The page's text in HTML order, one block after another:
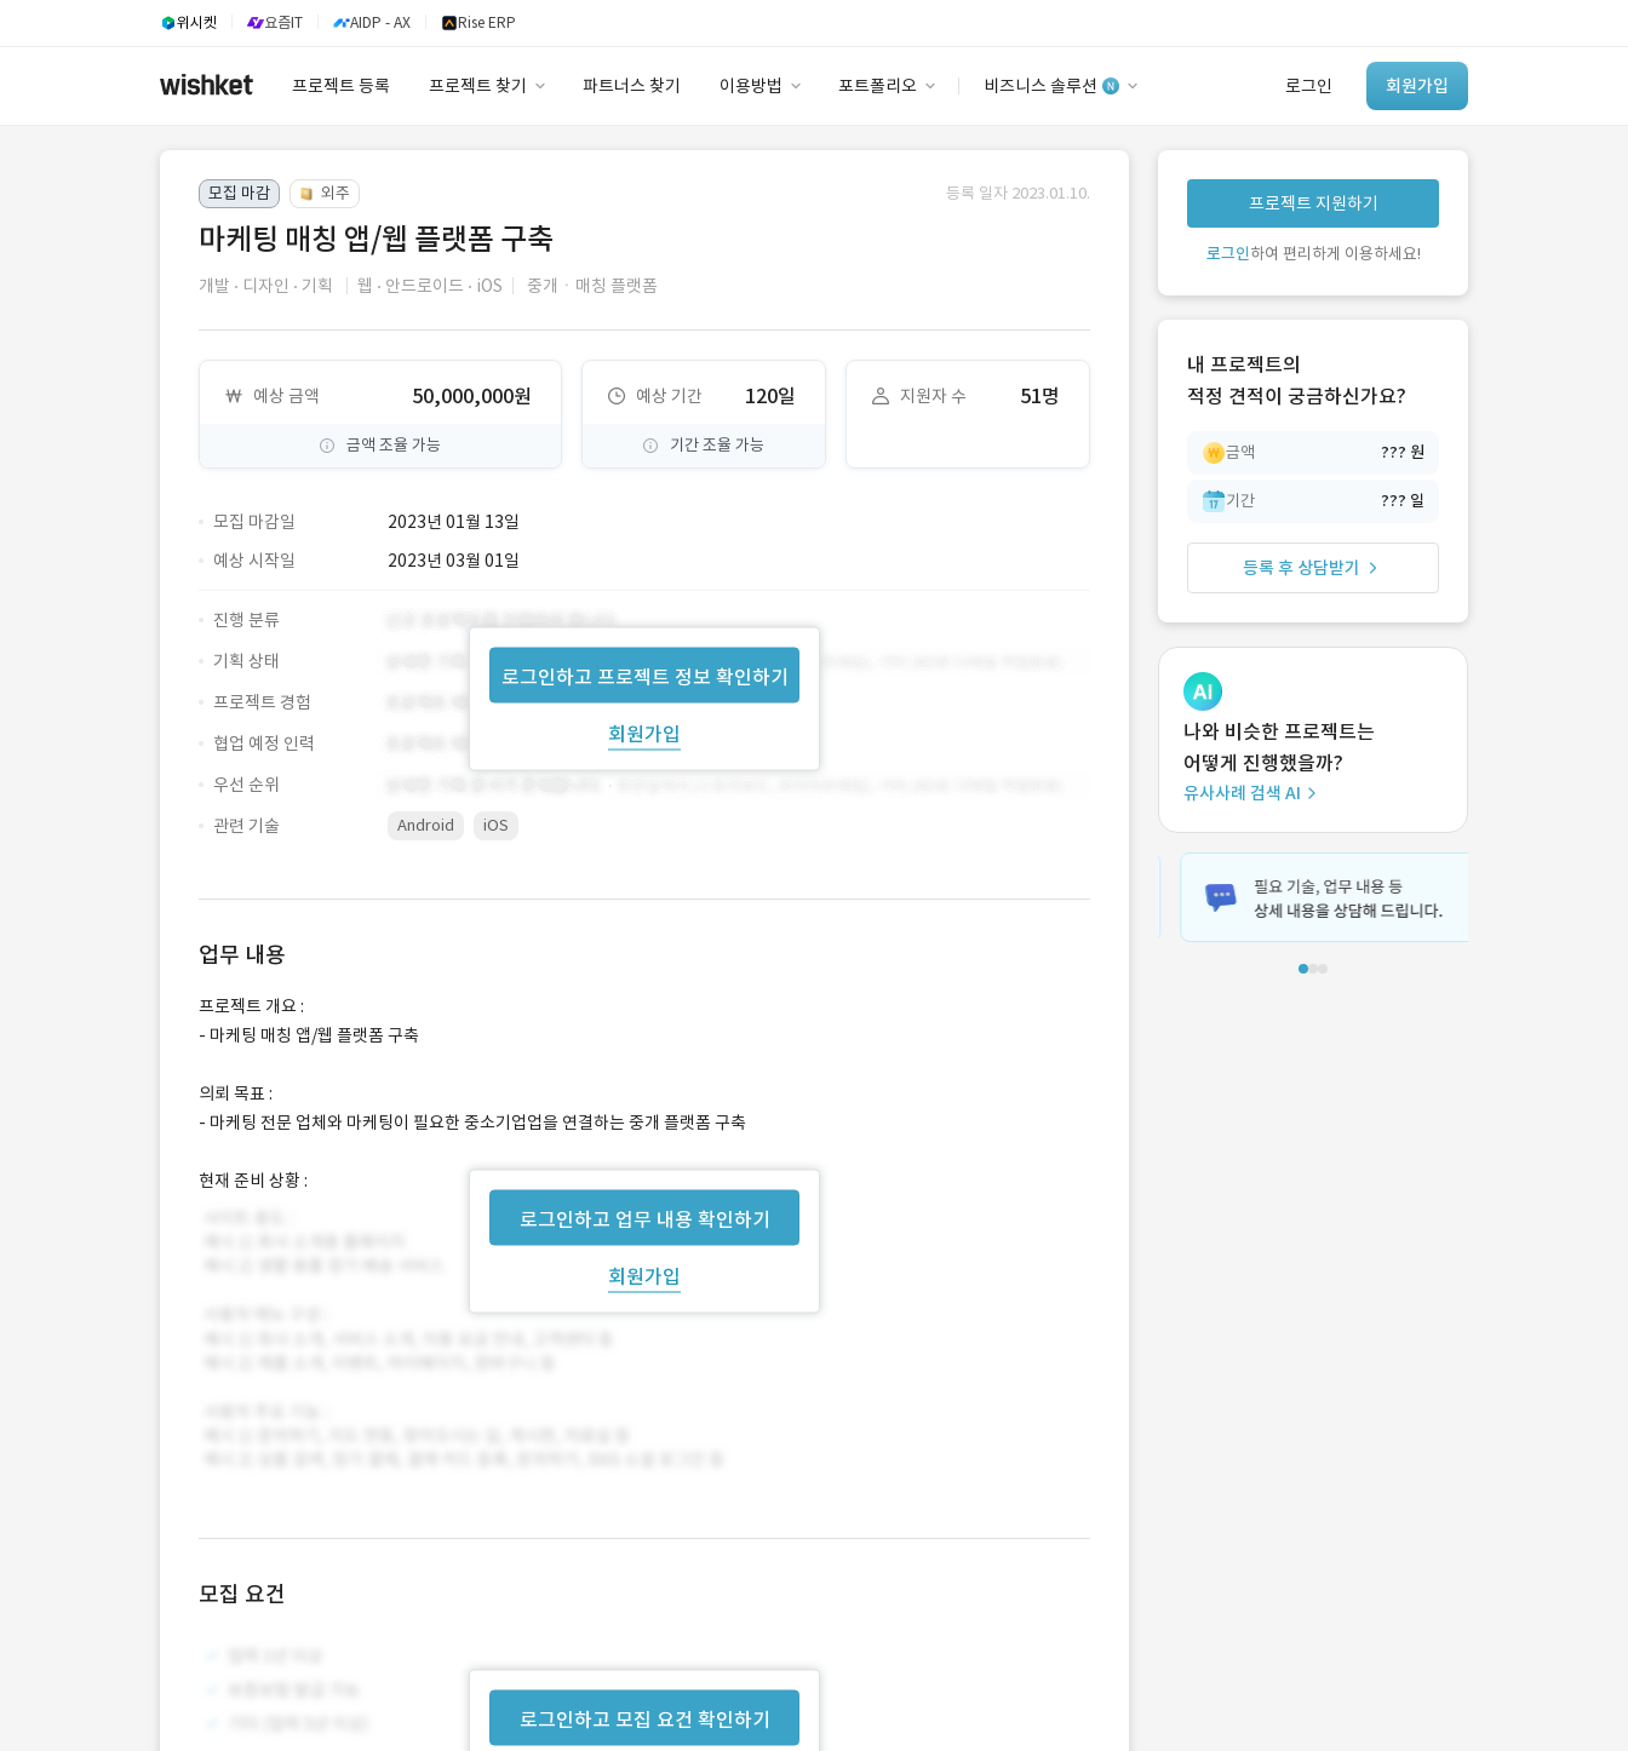
위시켓 요즘IT AIDP - AX Rise ERP
프로젝트 등록 프로젝트 찾기 파트너스 찾기 이용방법 포트폴리오 비즈니스 솔루션 로그인 회원가입
안심 코드 케어
유사사례 검색 AI
‘이런 거’ 만들어본
개발 회사 있어?
모집 마감 외주 등록 일자 2023.01.10.
마케팅 매칭 앱/웹 플랫폼 구축
개발 디자인 기획 웹 안드로이드 iOS 중개ㆍ매칭 플랫폼
예상 금액 50,000,000원
금액 조율 가능
예상 기간 120일
기간 조율 가능
지원자 수 51명
모집 마감일 2023년 01월 13일
로그인하고 프로젝트 정보 확인하기
회원가입
예상 시작일 2023년 03월 01일
진행 분류
기획 상태
프로젝트 경험
협업 예정 인력
우선 순위
관련 기술
Android iOS
업무 내용
로그인하고 업무 내용 확인하기
회원가입
프로젝트 개요 :
- 마케팅 매칭 앱/웹 플랫폼 구축
의뢰 목표 :
- 마케팅 전문 업체와 마케팅이 필요한 중소기업업을 연결하는 중개 플랫폼 구축
현재 준비 상황 :
모집 요건
로그인하고 모집 요건 확인하기
프로젝트 지원하기
로그인하여 편리하게 이용하세요!
내 프로젝트의
적정 견적이 궁금하신가요?
금액 ??? 원
기간 ??? 일
등록 후 상담받기
나와 비슷한 프로젝트는
어떻게 진행했을까?
유사사례 검색 AI